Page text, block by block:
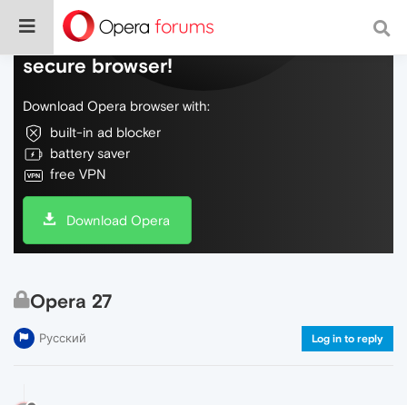
Do more on the web, with a fast and
secure browser!
Download Opera browser with:
built-in ad blocker
battery saver
free VPN
Download Opera
Opera 27
Русский Log in to reply